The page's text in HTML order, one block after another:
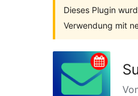
Dieses Plugin
Verwendung mit